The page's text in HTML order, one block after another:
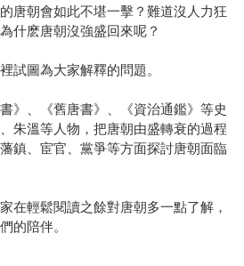
唐朝會如此不堪一擊？難道沒人力狂
什麽唐朝沒強盛回來呢？
試圖為大家解釋的問題。
》、《舊唐書》、《資治通鑑》等史
朱溫等人物，把唐朝由盛轉衰的過程
鎮、宦官、黨爭等方面探討唐朝面臨
在輕鬆閱讀之餘對唐朝多一點了解，
的陪伴。